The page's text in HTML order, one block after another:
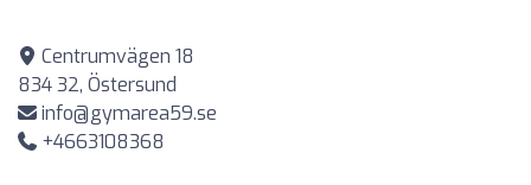
Centrumvägen 18
834 32, Östersund
info@gymarea59.se
+4663108368